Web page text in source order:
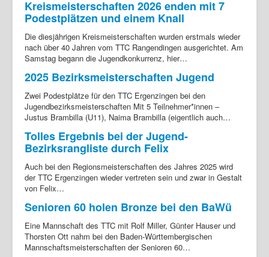
Der TTC
Mannschaften
Berichte
Bilder
Links
Sonstiges
Archiv
Kreismeisterschaften 2026 enden mit 7
Podestplätzen und einem Knall
Die diesjährigen Kreismeisterschaften wurden erstmals wieder
nach über 40 Jahren vom TTC Rangendingen ausgerichtet. Am
Samstag begann die Jugendkonkurrenz, hier…
2025 Bezirksmeisterschaften Jugend
Zwei Podestplätze für den TTC Ergenzingen bei den
Jugendbezirksmeisterschaften Mit 5 Teilnehmer*innen –
Justus Brambilla (U11), Naima Brambilla (eigentlich auch…
Tolles Ergebnis bei der Jugend-
Bezirksrangliste durch Felix
Auch bei den Regionsmeisterschaften des Jahres 2025 wird
der TTC Ergenzingen wieder vertreten sein und zwar in Gestalt
von Felix…
Senioren 60 holen Bronze bei den BaWü
Eine Mannschaft des TTC mit Rolf Miller, Günter Hauser und
Thorsten Ott nahm bei den Baden-Württembergischen
Mannschaftsmeisterschaften der Senioren 60…